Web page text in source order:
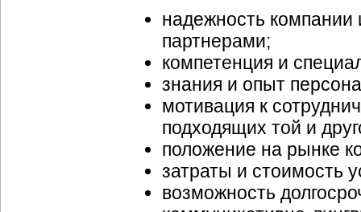
надежность компании
партнерами;
компетенция и
знания и опыт
мотивация к
подходящих той и
положение на рынке
затраты и стоимость
возможность